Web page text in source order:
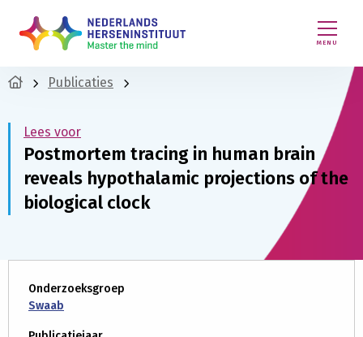
MENU
Publicaties
Lees voor
Postmortem tracing in human brain
reveals hypothalamic projections of the
biological clock
Onderzoeksgroep
Swaab